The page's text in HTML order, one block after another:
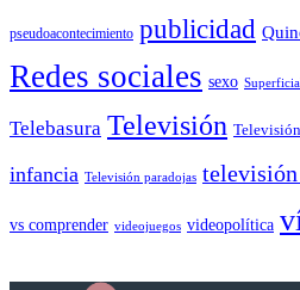
pseudoacontecimiento publicidad
Redes sociales sexo
Telebasura Televisión
infancia Televisión paradojas
vs comprender videojuegos videopolítica